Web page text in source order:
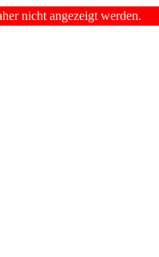
nicht angezeigt werden.